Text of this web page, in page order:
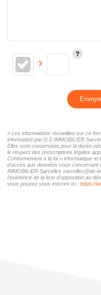
« Les informations recueillies sur ce
informatisé par D.S IMMOBILIER
Elles sont conservées pour la durée
le respect des prescriptions légales
Conformément à la loi « informatique
d'accès aux données vous concernant
IMMOBILIER Sarcelles sarcelles@ds-
l'existence de la liste d'opposition au
vous pouvez vous inscrire ici : https://